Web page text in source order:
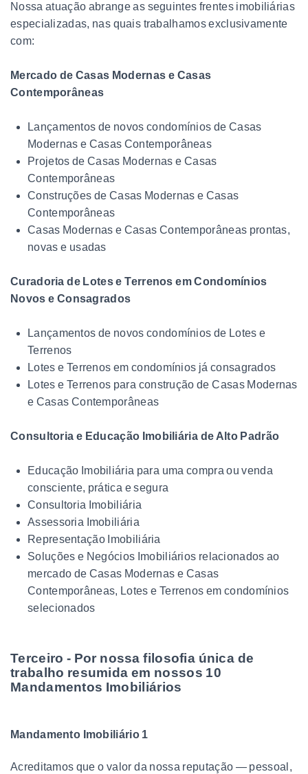
Nossa atuação abrange as seguintes frentes imobiliárias
especializadas, nas quais trabalhamos exclusivamente
com:
Mercado de Casas Modernas e Casas
Contemporâneas
Lançamentos de novos condomínios de Casas
Modernas e Casas Contemporâneas
Projetos de Casas Modernas e Casas
Contemporâneas
Construções de Casas Modernas e Casas
Contemporâneas
Casas Modernas e Casas Contemporâneas prontas,
novas e usadas
Curadoria de Lotes e Terrenos em Condomínios
Novos e Consagrados
Lançamentos de novos condomínios de Lotes e
Terrenos
Lotes e Terrenos em condomínios já consagrados
Lotes e Terrenos para construção de Casas Modernas
e Casas Contemporâneas
Consultoria e Educação Imobiliária de Alto Padrão
Educação Imobiliária para uma compra ou venda
consciente, prática e segura
Consultoria Imobiliária
Assessoria Imobiliária
Representação Imobiliária
Soluções e Negócios Imobiliários relacionados ao
mercado de Casas Modernas e Casas
Contemporâneas, Lotes e Terrenos em condomínios
selecionados
Terceiro - Por nossa filosofia única de
trabalho resumida em nossos 10
Mandamentos Imobiliários
Mandamento Imobiliário 1
Acreditamos que o valor da nossa reputação — pessoal,